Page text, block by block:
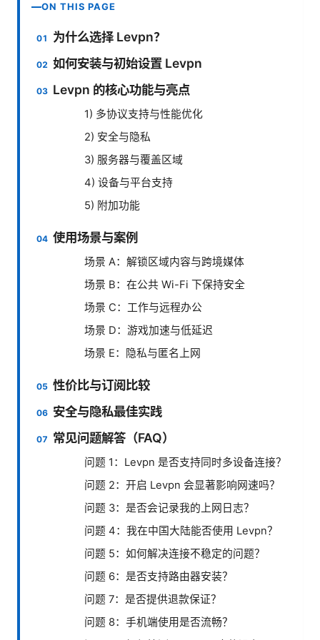
ON THIS PAGE
为什么选择 Levpn？
如何安装与初始设置 Levpn
Levpn 的核心功能与亮点
1) 多协议支持与性能优化
2) 安全与隐私
3) 服务器与覆盖区域
4) 设备与平台支持
5) 附加功能
使用场景与案例
场景 A：解锁区域内容与跨境媒体
场景 B：在公共 Wi-Fi 下保持安全
场景 C：工作与远程办公
场景 D：游戏加速与低延迟
场景 E：隐私与匿名上网
性价比与订阅比较
安全与隐私最佳实践
常见问题解答（FAQ）
问题 1：Levpn 是否支持同时多设备连接？
问题 2：开启 Levpn 会显著影响网速吗？
问题 3：是否会记录我的上网日志？
问题 4：我在中国大陆能否使用 Levpn？
问题 5：如何解决连接不稳定的问题？
问题 6：是否支持路由器安装？
问题 7：是否提供退款保证？
问题 8：手机端使用是否流畅？